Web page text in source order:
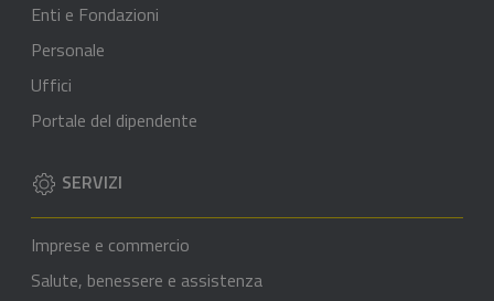
Enti e Fondazioni
Personale
Uffici
Portale del dipendente
SERVIZI
Imprese e commercio
Salute, benessere e assistenza